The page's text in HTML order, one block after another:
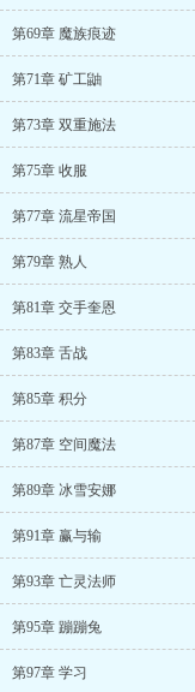
第69章 魔族痕迹
第71章 矿工鼬
第73章 双重施法
第75章 收服
第77章 流星帝国
第79章 熟人
第81章 交手奎恩
第83章 舌战
第85章 积分
第87章 空间魔法
第89章 冰雪安娜
第91章 赢与输
第93章 亡灵法师
第95章 蹦蹦兔
第97章 学习